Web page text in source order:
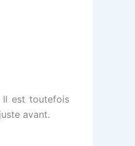
Il est toutefois
avant.